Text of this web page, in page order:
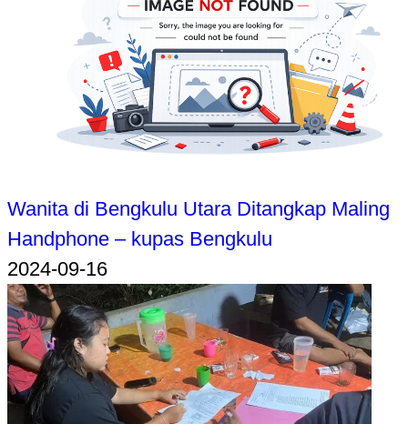
Wanita di Bengkulu Utara Ditangkap Maling
Handphone – kupas Bengkulu
2024-09-16